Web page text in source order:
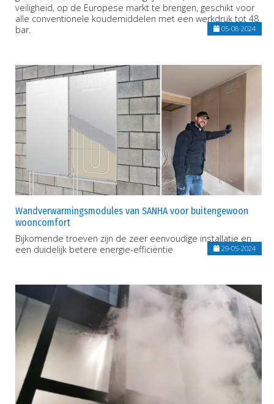
veiligheid, op de Europese markt te brengen, geschikt voor
alle conventionele koudemiddelen met een werkdruk tot 48
bar.
05-08-2024
Wandverwarmingsmodules van SANHA voor buitengewoon
wooncomfort
Bijkomende troeven zijn de zeer eenvoudige installatie en
een duidelijk betere energie-efficiëntie
29-05-2024